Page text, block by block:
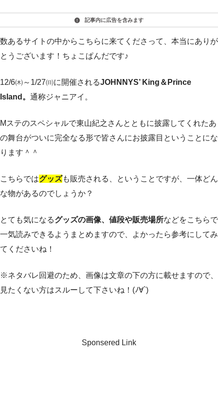
記事内に広告を含みます
数あるサイトの中からこちらに来てくださって、本当にありが
とうございます！ちょこぱんだです♪
12/6㈭～1/27㈰に開催されるJOHNNYS’ King＆Prince
Island。 通称ジャニアイ。
Mステのスペシャルで東山紀之さんとともに披露してくれたあ
の舞台がついに完全なる形で皆さんにお披露目ということにな
ります＾＾
こちらではグッズも販売される、ということですが、一体どん
な物があるのでしょうか？
とても気になるグッズの画像、値段や販売場所などをこちらで
一気読みできるようまとめますので、よかったら参考にしてみ
てくださいね！
※ネタバレ回避のため、画像は文章の下の方に載せますので、
見たくない方はスルーして下さいね！(ﾉ∀`)
Sponsered Link